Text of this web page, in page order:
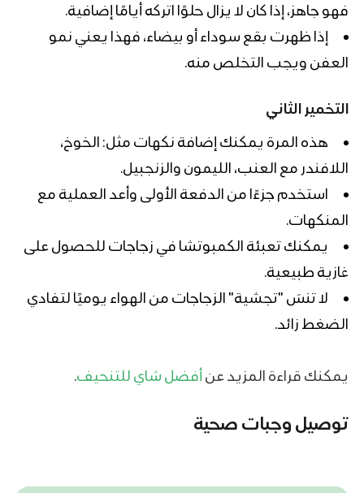
فهو جاهز، إذا كان لا يزال حلوًا اتركه أيامًا إضافية.
إذا ظهرت بقع سوداء أو بيضاء، فهذا يعني نمو
العفن ويجب التخلص منه.
التخمير الثاني
هذه المرة يمكنك إضافة نكهات مثل: الخوخ،
اللافندر مع العنب، الليمون والزنجبيل.
استخدم جزءًا من الدفعة الأولى وأعد العملية مع
المنكهات.
يمكنك تعبئة الكمبوتشا في زجاجات للحصول على
غازية طبيعية.
لا تنسَ "تجشية" الزجاجات من الهواء يوميًا لتفادي
الضغط زائد.
يمكنك قراءة المزيد عنأفضل شاي للتنحيف.
توصيل وجبات صحية